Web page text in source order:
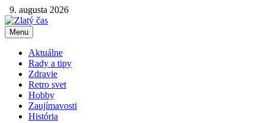
9. augusta 2026
Menu
Aktuálne
Rady a tipy
Zdravie
Retro svet
Hobby
Zaujímavosti
História